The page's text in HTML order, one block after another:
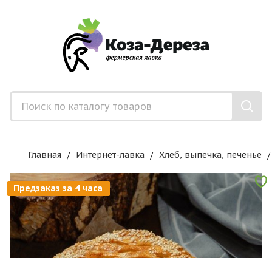
Главная Интернет-лавка Хлеб, выпечка, печенье
Предзаказ за 4 часа